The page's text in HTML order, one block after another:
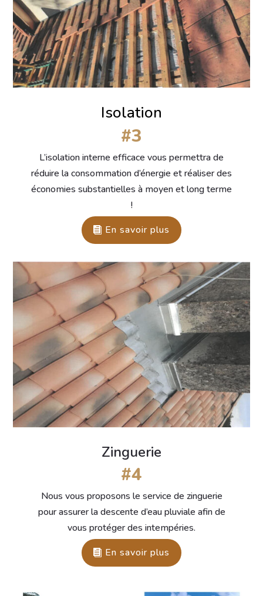
Isolation
#3
L’isolation interne efficace vous permettra de
réduire la consommation d’énergie et réaliser des
économies substantielles à moyen et long terme
!
En savoir plus
Zinguerie
#4
Nous vous proposons le service de zinguerie
pour assurer la descente d’eau pluviale afin de
vous protéger des intempéries.
En savoir plus